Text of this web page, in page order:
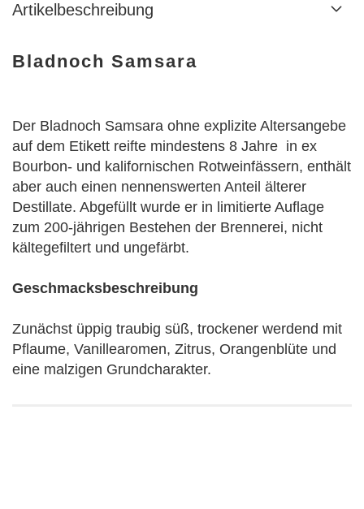
Artikelbeschreibung
Bladnoch Samsara
Der Bladnoch Samsara ohne explizite Altersangebe
auf dem Etikett reifte mindestens 8 Jahre in ex
Bourbon- und kalifornischen Rotweinfässern, enthält
aber auch einen nennenswerten Anteil älterer
Destillate. Abgefüllt wurde er in limitierte Auflage
zum 200-jährigen Bestehen der Brennerei, nicht
kältegefiltert und ungefärbt.
Geschmacksbeschreibung
Zunächst üppig traubig süß, trockener werdend mit
Pflaume, Vanillearomen, Zitrus, Orangenblüte und
eine malzigen Grundcharakter.